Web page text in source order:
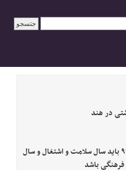
در هند
پیام نوروزی روحانی: سال ۹۹ باید سال سلامت و اشتغال و سال
باشد